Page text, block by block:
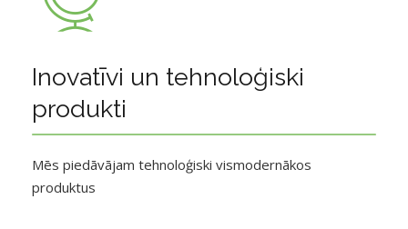
Inovatīvi un tehnoloģiski
produkti
Mēs piedāvājam tehnoloģiski vismodernākos
produktus